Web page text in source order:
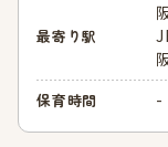
最寄り駅
保育時間 -